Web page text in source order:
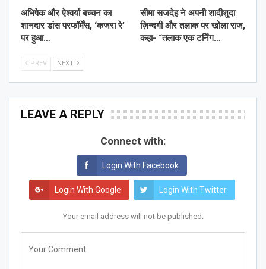
अभिषेक और ऐश्वर्या बच्चन का
शानदार डांस परफॉर्मेंस, ‘कजरा रे’
पर हुआ…
सीमा सजदेह ने अपनी शादीशुदा
ज़िन्दगी और तलाक पर खोला राज,
कहा- “तलाक एक टर्निंग…
PREV NEXT
LEAVE A REPLY
Connect with:
Login With Facebook
Login With Google Login With Twitter
Your email address will not be published.